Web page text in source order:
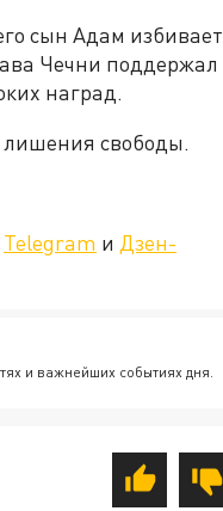
сын Адам избивает
Чечни поддержал
наград.
лишения свободы.
Telegram и Дзен-
и важнейших событиях дня.